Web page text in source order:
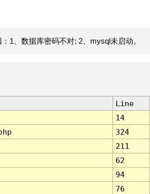
1、数据库密码不对; 2、mysql未启动。
Line
14
324
211
62
94
76